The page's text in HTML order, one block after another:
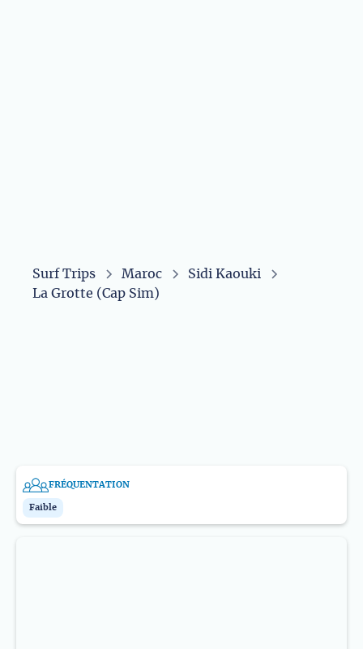
Surf Trips Maroc
Sidi Kaouki
La Grotte (Cap Sim)
FRÉQUENTATION
Faible